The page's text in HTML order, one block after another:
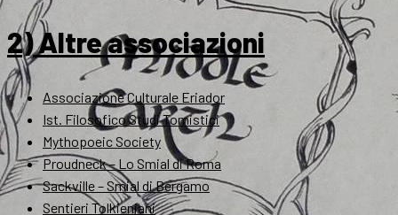
2) Altre associazioni
Associazione Culturale Eriador
Ist. Filosofico Studi Tomistici
Mythopoeic Society
Proudneck – Lo Smial di Roma
Sackville – Smial di Bergamo
Sentieri Tolkieniani